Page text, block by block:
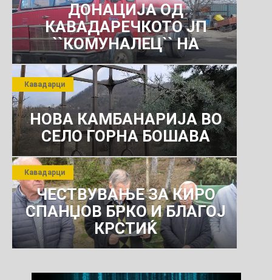
ДОНАЦИЈА ОД
КАВАДАРЕЧКОТО ЈП
``КОМУНАЛЕЦ`` НА
РОСОМАНСКОТО ЈАВНО
ПРЕТПРИЈАТИЕ ЗА
КОМУНАЛНО УСЛУГИ
НОВА КАМБАНАРИЈА ВО
СЕЛО ГОРНА БОШАВА
Кавадарци
ЧЕСТВУВАЊЕ ЗА КИРО
СПАНЏОВ БРКО И БЛАГОЈ
КРСТИЌ
Кавадарци